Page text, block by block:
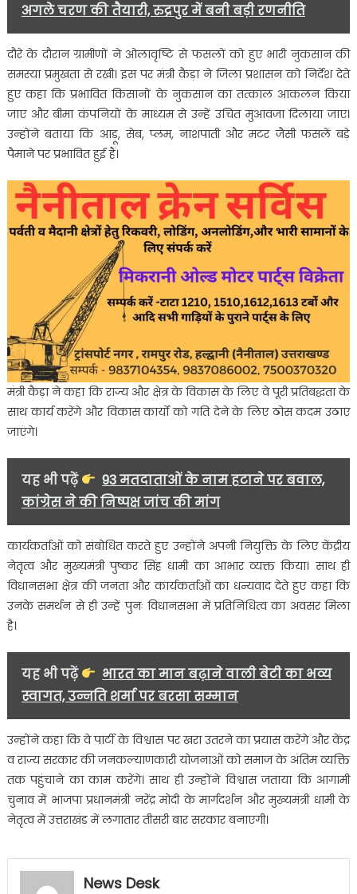
अगले चरण की तैयारी, रुद्रपुर में बनी बड़ी रणनीति
दौरे के दौरान ग्रामीणों ने ओलावृष्टि से फसलों को हुए भारी नुकसान की
समस्या प्रमुखता से रखी। इस पर मंत्री कैड़ा ने जिला प्रशासन को निर्देश देते
हुए कहा कि प्रभावित किसानों के नुकसान का तत्काल आकलन किया
जाए और बीमा कंपनियों के माध्यम से उन्हें उचित मुआवजा दिलाया जाए।
उन्होंने बताया कि आड़ू, सेब, प्लम, नाशपाती और मटर जैसी फसलें बड़े
पैमाने पर प्रभावित हुई हैं।
मंत्री कैड़ा ने कहा कि राज्य और क्षेत्र के विकास के लिए वे पूरी प्रतिबद्धता के
साथ कार्य करेंगे और विकास कार्यों को गति देने के लिए ठोस कदम उठाए
जाएंगे।
यह भी पढ़ें
93 मतदाताओं के नाम हटाने पर बवाल,
कांग्रेस ने की निष्पक्ष जांच की मांग
कार्यकर्ताओं को संबोधित करते हुए उन्होंने अपनी नियुक्ति के लिए केंद्रीय
नेतृत्व और मुख्यमंत्री पुष्कर सिंह धामी का आभार व्यक्त किया। साथ ही
विधानसभा क्षेत्र की जनता और कार्यकर्ताओं का धन्यवाद देते हुए कहा कि
उनके समर्थन से ही उन्हें पुनः विधानसभा में प्रतिनिधित्व का अवसर मिला
है।
यह भी पढ़ें
भारत का मान बढ़ाने वाली बेटी का भव्य
स्वागत, उन्नति शर्मा पर बरसा सम्मान
उन्होंने कहा कि वे पार्टी के विश्वास पर खरा उतरने का प्रयास करेंगे और केंद्र
व राज्य सरकार की जनकल्याणकारी योजनाओं को समाज के अंतिम व्यक्ति
तक पहुंचाने का काम करेंगे। साथ ही उन्होंने विश्वास जताया कि आगामी
चुनाव में भाजपा प्रधानमंत्री नरेंद्र मोदी के मार्गदर्शन और मुख्यमंत्री धामी के
नेतृत्व में उत्तराखंड में लगातार तीसरी बार सरकार बनाएगी।
News Desk